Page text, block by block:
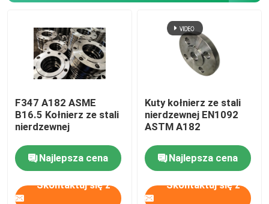
F347 A182 ASME
B16.5 Kołnierz ze stali
nierdzewnej
Najlepsza cena
Skontaktuj się z
Kuty kołnierz ze stali
nierdzewnej EN1092
ASTM A182
Najlepsza cena
Skontaktuj się z